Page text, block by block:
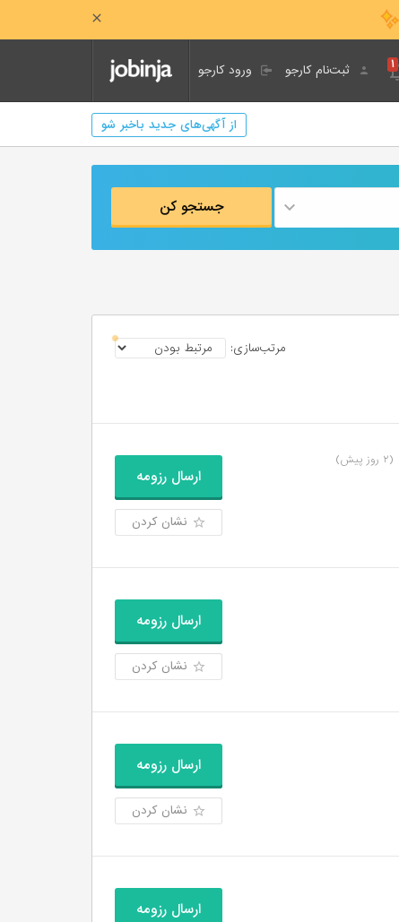
ورود کارجو ثبت‌نام کارجو ۱
از آگهی‌های جدید باخبر شو
جستجو کن
مرتب‌سازی:
(۲ روز پیش)
ارسال رزومه
نشان کردن
ارسال رزومه
نشان کردن
ارسال رزومه
نشان کردن
ارسال رزومه